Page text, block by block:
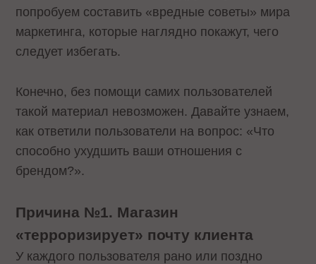
попробуем составить «вредные советы» мира
маркетинга, которые наглядно покажут, чего
следует избегать.
Конечно, без помощи самих пользователей
такой материал невозможен. Давайте узнаем,
как ответили пользователи на вопрос: «Что
способно ухудшить ваши отношения с
брендом?».
Причина №1. Магазин
«терроризирует» почту клиента
У каждого пользователя рано или поздно